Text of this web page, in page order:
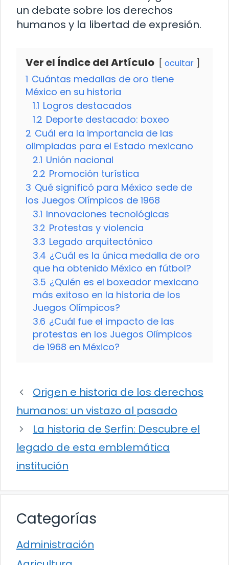
un debate sobre los derechos
humanos y la libertad de expresión.
Ver el Índice del Artículo ocultar
1 Cuántas medallas de oro tiene
México en su historia
1.1 Logros destacados
1.2 Deporte destacado: boxeo
2 Cuál era la importancia de las
olimpiadas para el Estado mexicano
2.1 Unión nacional
2.2 Promoción turística
3 Qué significó para México sede de
los Juegos Olímpicos de 1968
3.1 Innovaciones tecnológicas
3.2 Protestas y violencia
3.3 Legado arquitectónico
3.4 ¿Cuál es la única medalla de oro
que ha obtenido México en fútbol?
3.5 ¿Quién es el boxeador mexicano
más exitoso en la historia de los
Juegos Olímpicos?
3.6 ¿Cuál fue el impacto de las
protestas en los Juegos Olímpicos
de 1968 en México?
Origen e historia de los derechos
humanos: un vistazo al pasado
La historia de Serfin: Descubre el
legado de esta emblemática
institución
Categorías
Administración